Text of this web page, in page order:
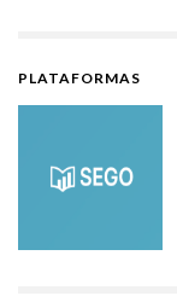
PLATAFORMAS